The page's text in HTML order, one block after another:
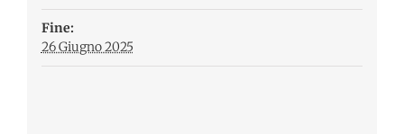
Fine:
26 Giugno 2025